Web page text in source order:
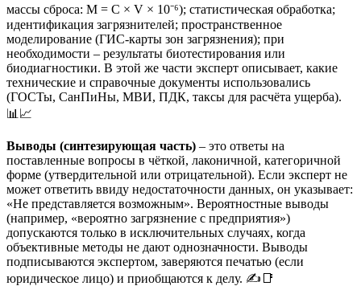
массы сброса: M = C × V × 10⁻⁶); статистическая обработка;
идентификация загрязнителей; пространственное
моделирование (ГИС-карты зон загрязнения); при
необходимости – результаты биотестирования или
биодиагностики. В этой же части эксперт описывает, какие
технические и справочные документы использовались
(ГОСТы, СанПиНы, МВИ, ПДК, таксы для расчёта ущерба).
📊📈
Выводы (синтезирующая часть) – это ответы на
поставленные вопросы в чёткой, лаконичной, категоричной
форме (утвердительной или отрицательной). Если эксперт не
может ответить ввиду недостаточности данных, он указывает:
«Не представляется возможным». Вероятностные выводы
(например, «вероятно загрязнение с предприятия»)
допускаются только в исключительных случаях, когда
объективные методы не дают однозначности. Выводы
подписываются экспертом, заверяются печатью (если
юридическое лицо) и приобщаются к делу. ✍️📑